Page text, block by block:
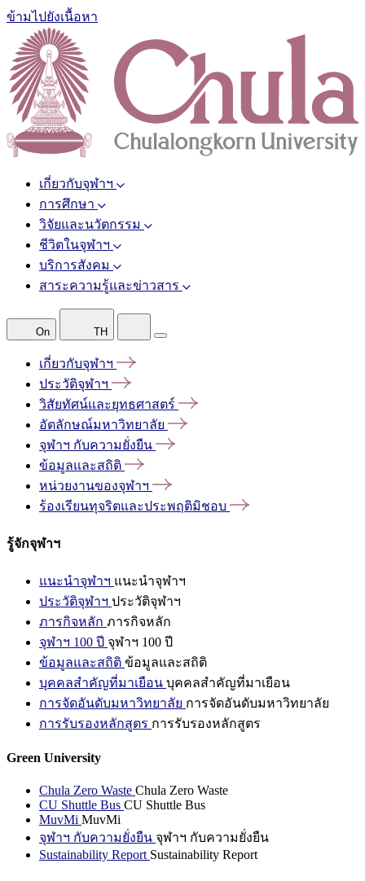
ข้ามไปยังเนื้อหา
เกี่ยวกับจุฬาฯ
การศึกษา
วิจัยและนวัตกรรม
ชีวิตในจุฬาฯ
บริการสังคม
สาระความรู้และข่าวสาร
On TH
เกี่ยวกับจุฬาฯ
ประวัติจุฬาฯ
วิสัยทัศน์และยุทธศาสตร์
อัตลักษณ์มหาวิทยาลัย
จุฬาฯ กับความยั่งยืน
ข้อมูลและสถิติ
หน่วยงานของจุฬาฯ
ร้องเรียนทุจริตและประพฤติมิชอบ
รู้จักจุฬาฯ
แนะนำจุฬาฯ แนะนำจุฬาฯ
ประวัติจุฬาฯ ประวัติจุฬาฯ
ภารกิจหลัก ภารกิจหลัก
จุฬาฯ 100 ปี จุฬาฯ 100 ปี
ข้อมูลและสถิติ ข้อมูลและสถิติ
บุคคลสำคัญที่มาเยือน บุคคลสำคัญที่มาเยือน
การจัดอันดับมหาวิทยาลัย การจัดอันดับมหาวิทยาลัย
การรับรองหลักสูตร การรับรองหลักสูตร
Green University
Chula Zero Waste Chula Zero Waste
CU Shuttle Bus CU Shuttle Bus
MuvMi MuvMi
จุฬาฯ กับความยั่งยืน จุฬาฯ กับความยั่งยืน
Sustainability Report Sustainability Report